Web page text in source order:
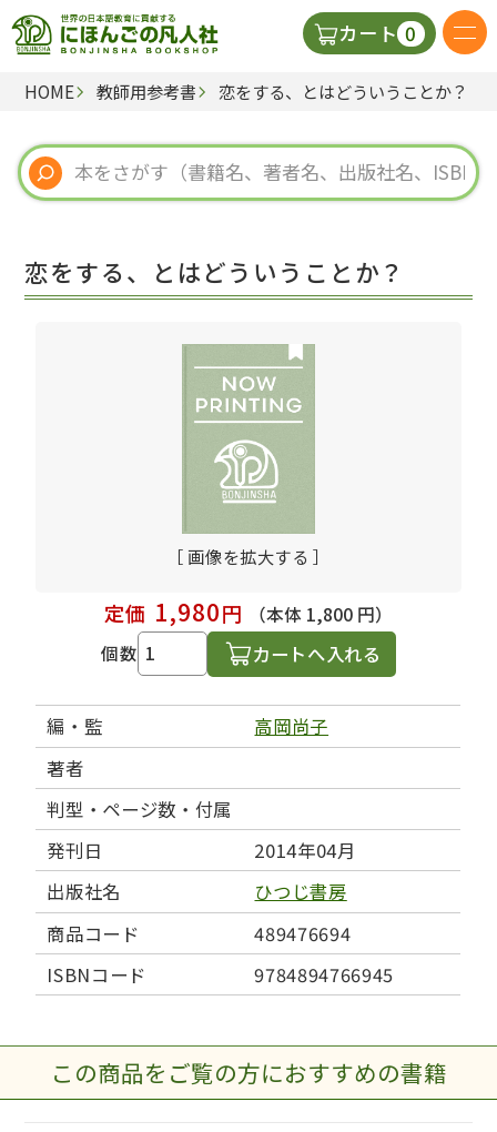
カート 0
日本語の教科書
視聴覚・補助教材
教師用参考書
HOME 教師用参考書 恋をする、とはどういうことか？
恋をする、とはどういうことか？
［ 画像を拡大する ］
定価 1,980円
（本体 1,800 円）
個数
カートへ入れる
編・監
高岡尚子
著者
判型・ページ数・付属
発刊日
2014年04月
出版社名
ひつじ書房
商品コード
489476694
ISBNコード
9784894766945
この商品をご覧の方におすすめの書籍